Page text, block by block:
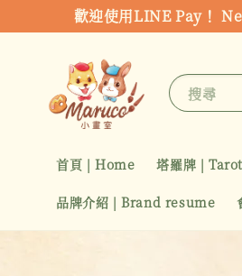
歡迎使用LINE Pay！
搜尋
首頁 | Home 塔羅牌 |
品牌介紹 | Brand resume